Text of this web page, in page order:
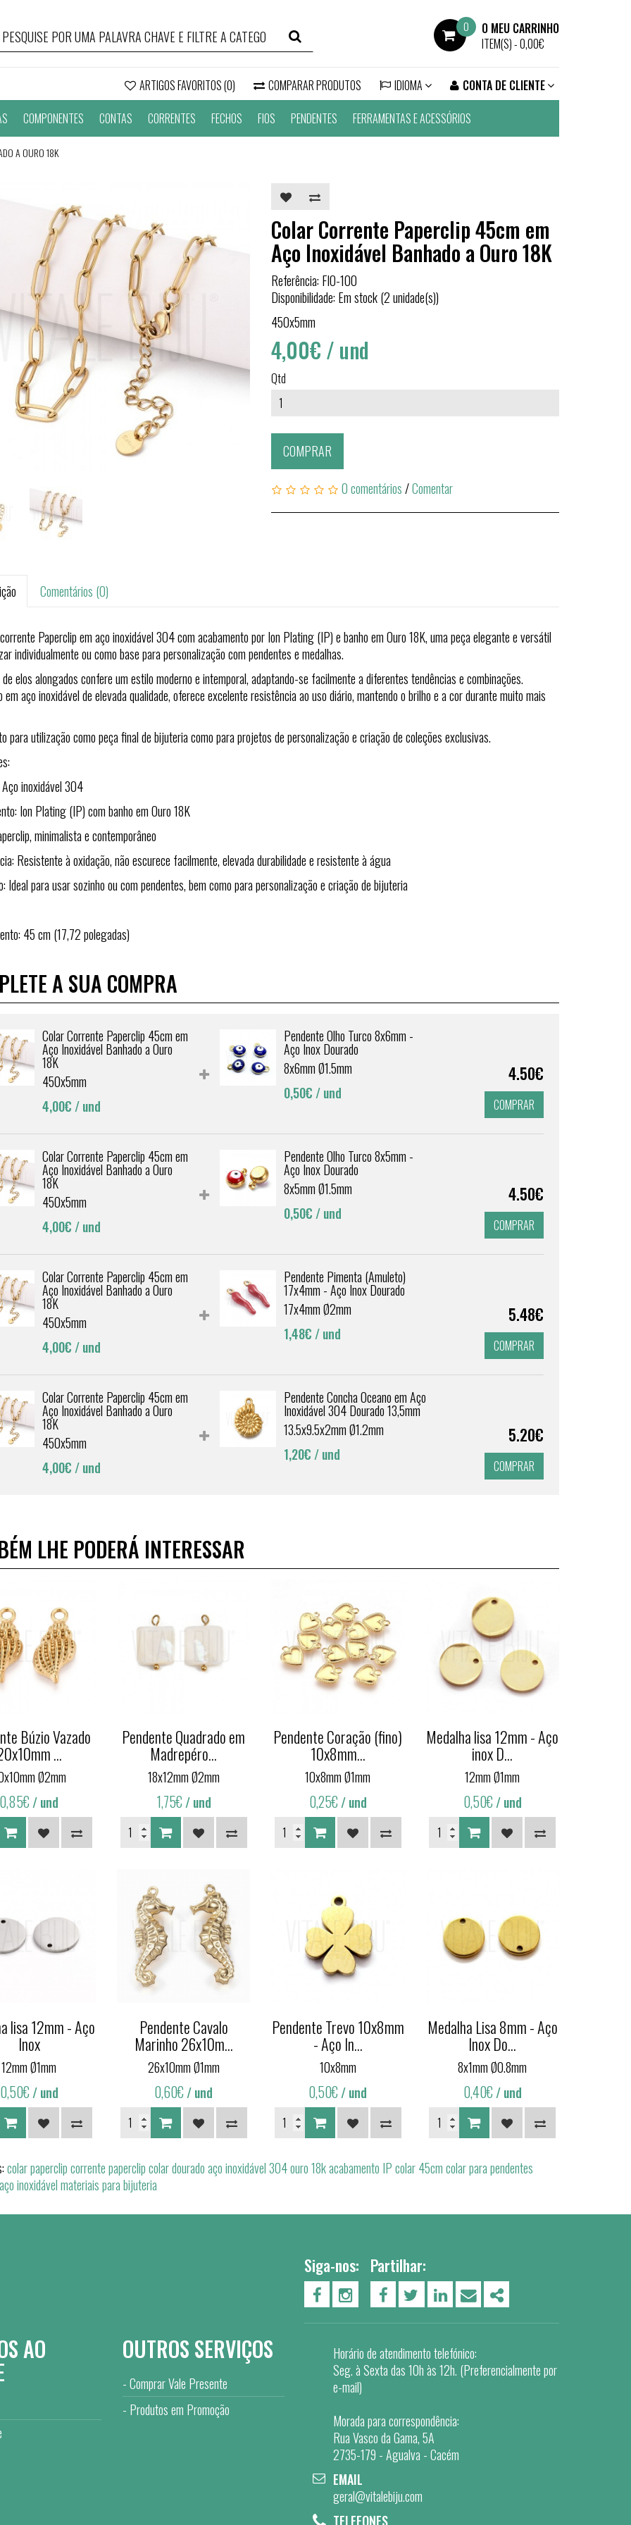
0
O MEU CARRINHO
ITEM(S) -0,00€
ARTIGOS FAVORITOS (0) COMPARAR PRODUTOS IDIOMA
CONTA DE CLIENTE
COMPONENTES CONTAS CORRENTES FECHOS FIOS PENDENTES FERRAMENTAS E ACESSÓRIOS
A OURO 18K
Colar Corrente Paperclip 45cm em
Aço Inoxidável Banhado a Ouro 18K
Referência: FIO-100
Disponibilidade: Em stock (2 unidade(s))
450x5mm
4,00€ / und
Qtd
COMPRAR
0 comentários/Comentar
Comentários (0)
Paperclip em aço inoxidável 304 com acabamento por Ion Plating (IP) e banho em Ouro 18K, uma peça elegante e versátil
individualmente ou como base para personalização com pendentes e medalhas.
elos alongados confere um estilo moderno e intemporal, adaptando-se facilmente a diferentes tendências e combinações.
em aço inoxidável de elevada qualidade, oferece excelente resistência ao uso diário, mantendo o brilho e a cor durante muito mais
para utilização como peça final de bijuteria como para projetos de personalização e criação de coleções exclusivas.
inoxidável 304
Ion Plating (IP) com banho em Ouro 18K
minimalista e contemporâneo
Resistente à oxidação, não escurece facilmente, elevada durabilidade e resistente à água
Ideal para usar sozinho ou com pendentes, bem como para personalização e criação de bijuteria
45 cm (17,72 polegadas)
A SUA COMPRA
Colar Corrente Paperclip 45cm em
Aço Inoxidável Banhado a Ouro
18K
450x5mm
4,00€ / und
Pendente Olho Turco 8x6mm -
Aço Inox Dourado
8x6mm Ø1.5mm
0,50€ / und
4.50€
COMPRAR
Colar Corrente Paperclip 45cm em
Aço Inoxidável Banhado a Ouro
18K
450x5mm
4,00€ / und
Pendente Olho Turco 8x5mm -
Aço Inox Dourado
8x5mm Ø1.5mm
0,50€ / und
4.50€
COMPRAR
Colar Corrente Paperclip 45cm em
Aço Inoxidável Banhado a Ouro
18K
450x5mm
4,00€ / und
Pendente Pimenta (Amuleto)
17x4mm - Aço Inox Dourado
17x4mm Ø2mm
1,48€ / und
5.48€
COMPRAR
Colar Corrente Paperclip 45cm em
Aço Inoxidável Banhado a Ouro
18K
450x5mm
4,00€ / und
Pendente Concha Oceano em Aço
Inoxidável 304 Dourado 13,5mm
13.5x9.5x2mm Ø1.2mm
1,20€ / und
5.20€
COMPRAR
LHE PODERÁ INTERESSAR
Búzio Vazado
...
Ø2mm
0,85€/ und
Pendente Quadrado em
Madrepéro...
18x12mm Ø2mm
1,75€/ und
Pendente Coração (fino)
10x8mm...
10x8mm Ø1mm
0,25€/ und
Medalha lisa 12mm - Aço
inox D...
12mm Ø1mm
0,50€/ und
lisa 12mm - Aço
Inox
12mm Ø1mm
0,50€/ und
Pendente Cavalo
Marinho 26x10m...
26x10mm Ø1mm
0,60€/ und
Pendente Trevo 10x8mm
- Aço In...
10x8mm
0,50€/ und
Medalha Lisa 8mm - Aço
Inox Do...
8x1mm Ø0.8mm
0,40€/ und
colar paperclip corrente paperclip colar dourado aço inoxidável 304 ouro 18k acabamento IP colar 45cm colar para pendentes
inoxidável materiais para bijuteria
AO OUTROS SERVIÇOS
Comprar Vale Presente
Produtos em Promoção
Siga-nos:
PÁGINA DO FACEBOOK
PÁGINA DO INSTAGRAM
Partilhar:
FACEBOOKTWITTERLINKEDIN
EMAIL
Horário de atendimento telefónico:
Seg. à Sexta das 10h às 12h. (Preferencialmente por
e-mail)
Morada para correspondência:
Rua Vasco da Gama, 5A
2735-179 - Agualva - Cacém
EMAIL
geral@vitalebiju.com
TELEFONES